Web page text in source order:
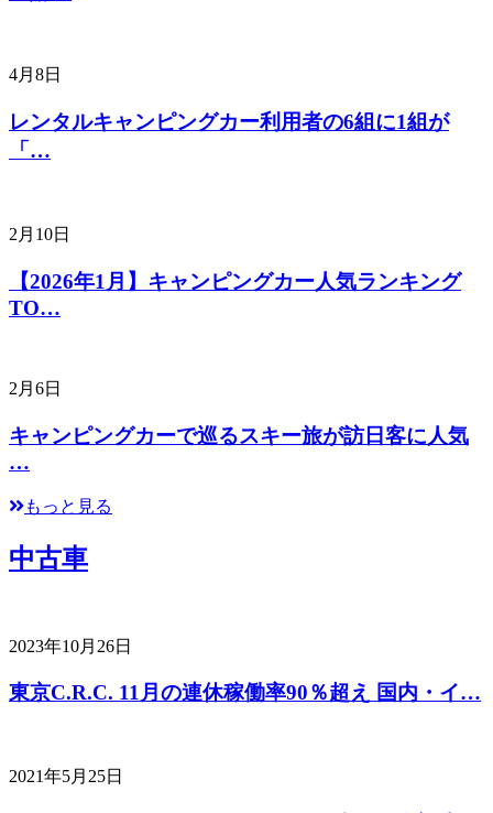
4月8日
レンタルキャンピングカー利用者の6組に1組が
「…
2月10日
【2026年1月】キャンピングカー人気ランキング
TO…
2月6日
キャンピングカーで巡るスキー旅が訪日客に人気
…
もっと見る
中古車
2023年10月26日
東京C.R.C. 11月の連休稼働率90％超え 国内・イ…
2021年5月25日